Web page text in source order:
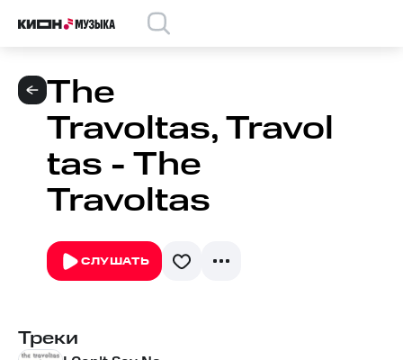
The
Travoltas, Travol
tas - The
Travoltas
СЛУШАТЬ
Треки